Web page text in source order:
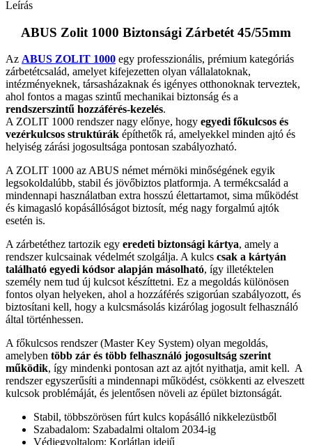
Leírás
ABUS Zolit 1000 Biztonsági Zárbetét 45/55mm
Az ABUS ZOLIT 1000 egy professzionális, prémium kategóriás
zárbetétcsalád, amelyet kifejezetten olyan vállalatoknak,
intézményeknek, társasházaknak és igényes otthonoknak terveztek,
ahol fontos a magas szintű mechanikai biztonság és a
rendszerszintű hozzáférés-kezelés.
A ZOLIT 1000 rendszer nagy előnye, hogy egyedi főkulcsos és
vezérkulcsos struktúrák építhetők rá, amelyekkel minden ajtó és
helyiség zárási jogosultsága pontosan szabályozható.
A ZOLIT 1000 az ABUS német mérnöki minőségének egyik
legsokoldalúbb, stabil és jövőbiztos platformja. A termékcsalád a
mindennapi használatban extra hosszú élettartamot, sima működést
és kimagasló kopásállóságot biztosít, még nagy forgalmú ajtók
esetén is.
A zárbetéthez tartozik egy eredeti biztonsági kártya, amely a
rendszer kulcsainak védelmét szolgálja. A kulcs csak a kártyán
található egyedi kódsor alapján másolható, így illetéktelen
személy nem tud új kulcsot készíttetni. Ez a megoldás különösen
fontos olyan helyeken, ahol a hozzáférés szigorúan szabályozott, és
biztosítani kell, hogy a kulcsmásolás kizárólag jogosult felhasználó
által történhessen.
A főkulcsos rendszer (Master Key System) olyan megoldás,
amelyben több zár és több felhasználó jogosultság szerint
működik, így mindenki pontosan azt az ajtót nyithatja, amit kell. A
rendszer egyszerűsíti a mindennapi működést, csökkenti az elveszett
kulcsok problémáját, és jelentősen növeli az épület biztonságát.
Stabil, többszörösen fúrt kulcs kopásálló nikkelezüstből
Szabadalom: Szabadalmi oltalom 2034-ig
Védjegyoltalom: Korlátlan idejű